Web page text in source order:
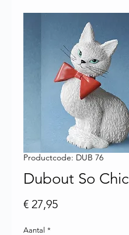
Productcode: DUB 76
Dubout So Chic
€ 27,95Prijs
Aantal *